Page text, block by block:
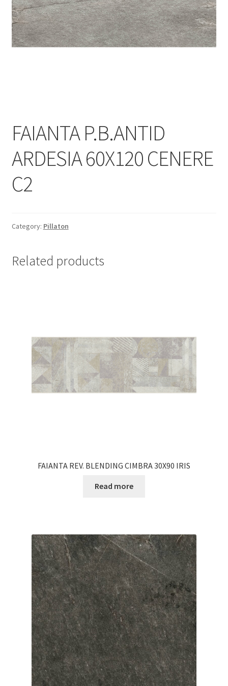
Informatii
Plata si Livrare
Magazin
Plată
FAIANTA P.B.ANTID
ARDESIA 60X120 CENERE
C2
Category: Pillaton
Related products
FAIANTA REV. BLENDING CIMBRA 30X90 IRIS
Read more